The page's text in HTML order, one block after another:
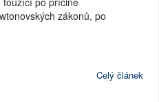
zákonů, po
Celý článek